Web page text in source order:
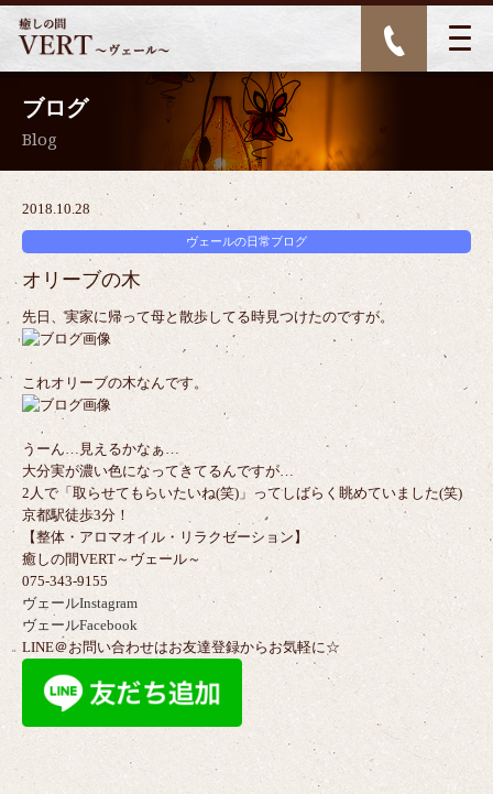
ブログ
Blog
2018.10.28
ヴェールの日常ブログ
オリーブの木
先日、実家に帰って母と散歩してる時見つけたのですが。
これオリーブの木なんです。
うーん…見えるかなぁ…
大分実が濃い色になってきてるんですが…
2人で「取らせてもらいたいね(笑)」ってしばらく眺めていました(笑)
京都駅徒歩3分！
【整体・アロマオイル・リラクゼーション】
癒しの間VERT～ヴェール～
075-343-9155
ヴェールInstagram
ヴェールFacebook
LINE＠お問い合わせはお友達登録からお気軽に☆